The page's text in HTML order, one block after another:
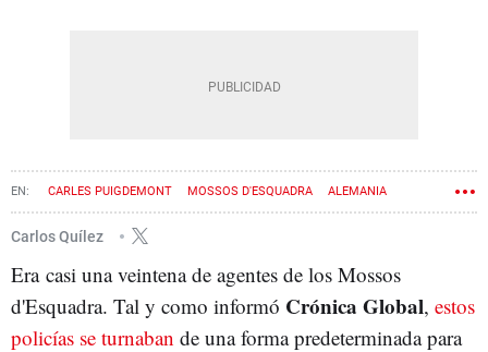
CARLES PUIGDEMONT MOSSOS D'ESQUADRA ALEMANIA
CARMEN LAMELA
Carlos Quílez
Era casi una veintena de agentes de los Mossos
d'Esquadra. Tal y como informó Crónica Global, estos
policías se turnaban de una forma predeterminada para